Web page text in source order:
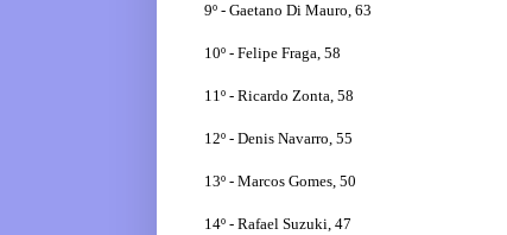
9º - Gaetano Di Mauro, 63
10º - Felipe Fraga, 58
11º - Ricardo Zonta, 58
12º - Denis Navarro, 55
13º - Marcos Gomes, 50
14º - Rafael Suzuki, 47